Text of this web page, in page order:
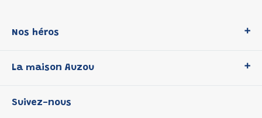
Nos héros
P'tit Loup
Les Influenceuses
La maison Auzou
Notre histoire
Suivez-nous